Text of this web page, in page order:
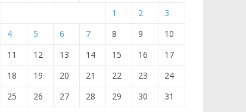
1
2
3
4
5 6 7 8 9
10
11
12 13 14 15 16
17
18
19 20 21 22 23
24
25
26 27 28 29 30 31